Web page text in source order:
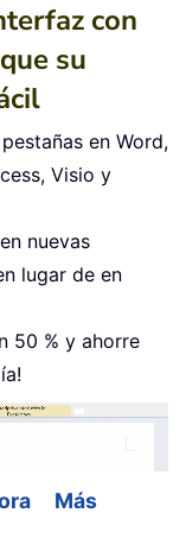
con
su
en Word,
Visio y
nuevas
lugar de en
50 % y ahorre
Más